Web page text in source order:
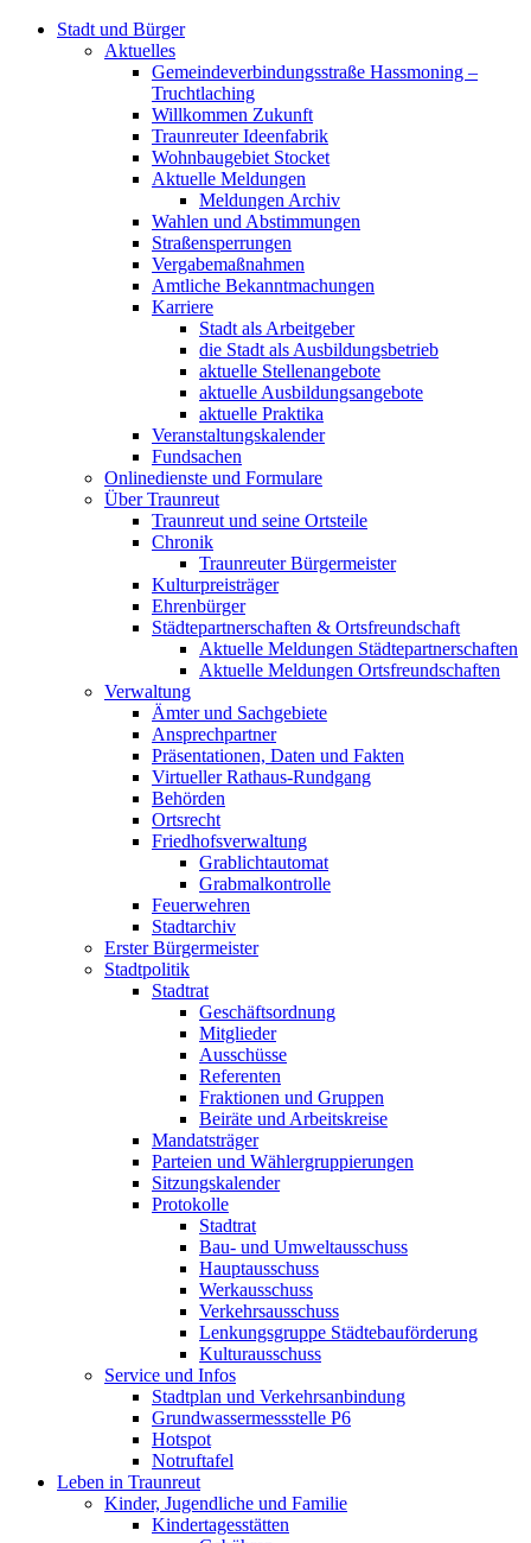
Stadt und Bürger
Aktuelles
Gemeindeverbindungsstraße Hassmoning –
Truchtlaching
Willkommen Zukunft
Traunreuter Ideenfabrik
Wohnbaugebiet Stocket
Aktuelle Meldungen
Meldungen Archiv
Wahlen und Abstimmungen
Straßensperrungen
Vergabemaßnahmen
Amtliche Bekanntmachungen
Karriere
Stadt als Arbeitgeber
die Stadt als Ausbildungsbetrieb
aktuelle Stellenangebote
aktuelle Ausbildungsangebote
aktuelle Praktika
Veranstaltungskalender
Fundsachen
Onlinedienste und Formulare
Über Traunreut
Traunreut und seine Ortsteile
Chronik
Traunreuter Bürgermeister
Kulturpreisträger
Ehrenbürger
Städtepartnerschaften & Ortsfreundschaft
Aktuelle Meldungen Städtepartnerschaften
Aktuelle Meldungen Ortsfreundschaften
Verwaltung
Ämter und Sachgebiete
Ansprechpartner
Präsentationen, Daten und Fakten
Virtueller Rathaus-Rundgang
Behörden
Ortsrecht
Friedhofsverwaltung
Grablichtautomat
Grabmalkontrolle
Feuerwehren
Stadtarchiv
Erster Bürgermeister
Stadtpolitik
Stadtrat
Geschäftsordnung
Mitglieder
Ausschüsse
Referenten
Fraktionen und Gruppen
Beiräte und Arbeitskreise
Mandatsträger
Parteien und Wählergruppierungen
Sitzungskalender
Protokolle
Stadtrat
Bau- und Umweltausschuss
Hauptausschuss
Werkausschuss
Verkehrsausschuss
Lenkungsgruppe Städtebauförderung
Kulturausschuss
Service und Infos
Stadtplan und Verkehrsanbindung
Grundwassermessstelle P6
Hotspot
Notruftafel
Leben in Traunreut
Kinder, Jugendliche und Familie
Kindertagesstätten